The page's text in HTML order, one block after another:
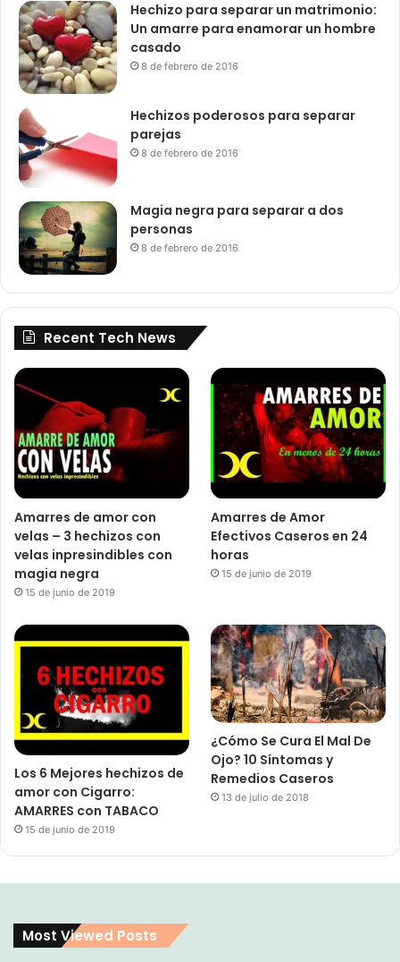
Hechizo para separar un matrimonio:
Un amarre para enamorar un hombre
casado
8 de febrero de 2016
Hechizos poderosos para separar
parejas
8 de febrero de 2016
Magia negra para separar a dos
personas
8 de febrero de 2016
Recent Tech News
Amarres de amor con
velas – 3 hechizos con
velas inpresindibles con
magia negra
15 de junio de 2019
Amarres de Amor
Efectivos Caseros en 24
horas
15 de junio de 2019
Los 6 Mejores hechizos de
amor con Cigarro:
AMARRES con TABACO
15 de junio de 2019
¿Cómo Se Cura El Mal De
Ojo? 10 Síntomas y
Remedios Caseros
13 de julio de 2018
Most Viewed Posts